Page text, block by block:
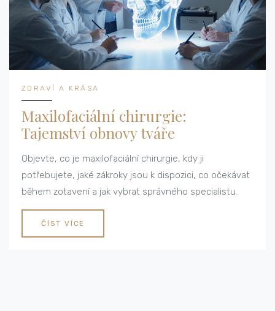
ZDRAVÍ A KRÁSA
Maxilofaciální chirurgie:
Tajemství obnovy tváře
Objevte, co je maxilofaciální chirurgie, kdy ji
potřebujete, jaké zákroky jsou k dispozici, co očekávat
během zotavení a jak vybrat správného specialistu.
ČÍST VÍCE